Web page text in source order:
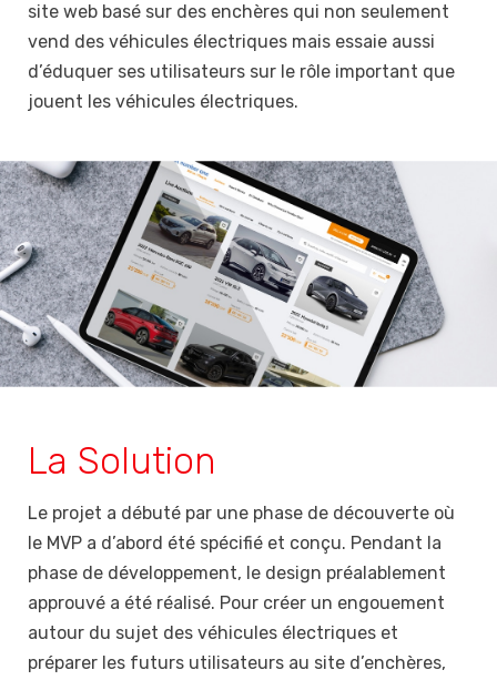
site web basé sur des enchères qui non seulement
vend des véhicules électriques mais essaie aussi
d’éduquer ses utilisateurs sur le rôle important que
jouent les véhicules électriques.
La Solution
Le projet a débuté par une phase de découverte où
le MVP a d’abord été spécifié et conçu. Pendant la
phase de développement, le design préalablement
approuvé a été réalisé. Pour créer un engouement
autour du sujet des véhicules électriques et
préparer les futurs utilisateurs au site d’enchères,